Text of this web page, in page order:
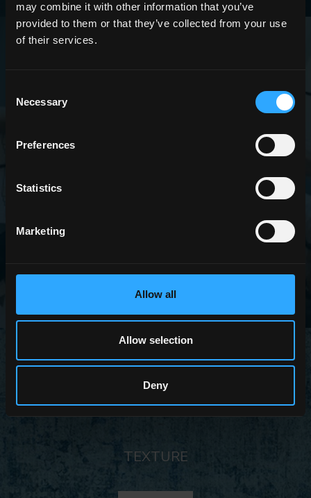
may combine it with other information that you’ve
provided to them or that they’ve collected from your use
of their services.
Selection
Necessary
Preferences
Statistics
Marketing
Allow all
Allow selection
Deny
TEXTURE